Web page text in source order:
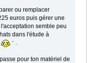
ou remplacer
euros puis gérer une
semble peu
dans l'étude à
pour ton matériel de